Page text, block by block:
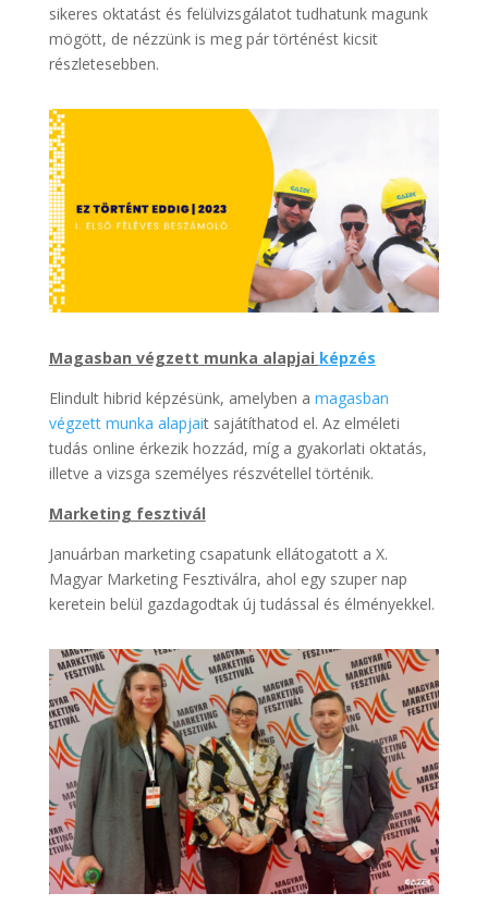
sikeres oktatást és felülvizsgálatot tudhatunk magunk
mögött, de nézzünk is meg pár történést kicsit
részletesebben.
Magasban végzett munka alapjai képzés
Elindult hibrid képzésünk, amelyben a magasban
végzett munka alapjait sajátíthatod el. Az elméleti
tudás online érkezik hozzád, míg a gyakorlati oktatás,
illetve a vizsga személyes részvétellel történik.
Marketing fesztivál
Januárban marketing csapatunk ellátogatott a X.
Magyar Marketing Fesztiválra, ahol egy szuper nap
keretein belül gazdagodtak új tudással és élményekkel.